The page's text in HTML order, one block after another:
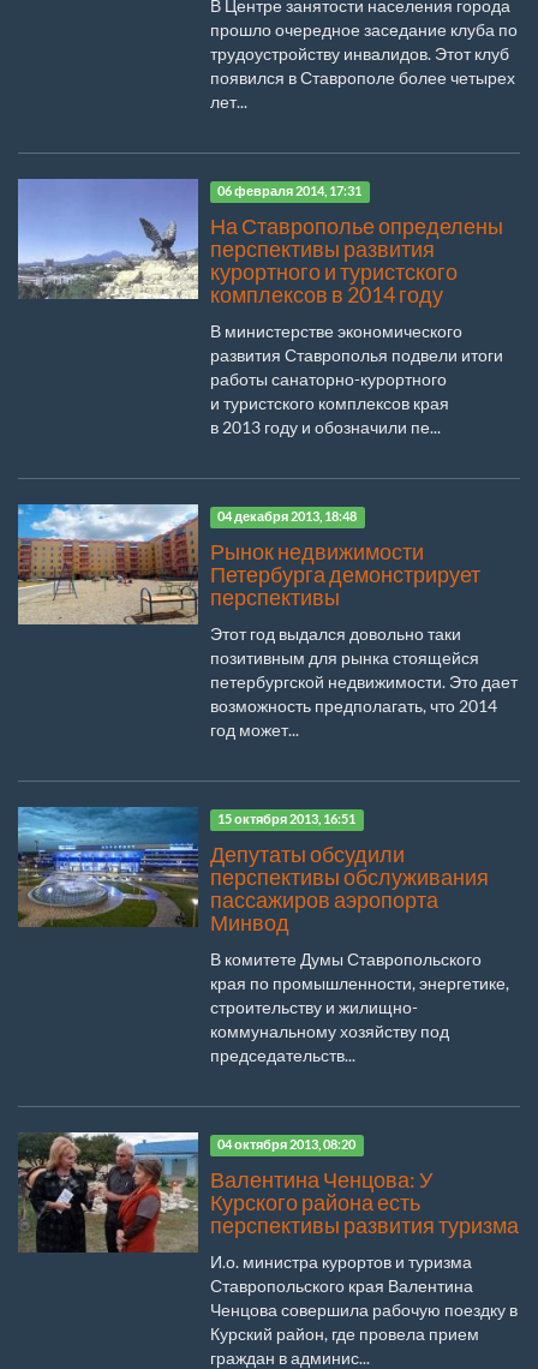
В Центре занятости населения города
прошло очередное заседание клуба по
трудоустройству инвалидов. Этот клуб
появился в Ставрополе более четырех
лет...
06 февраля 2014, 17:31
На Ставрополье определены
перспективы развития
курортного и туристского
комплексов в 2014 году
В министерстве экономического
развития Ставрополья подвели итоги
работы санаторно-курортного
и туристского комплексов края
в 2013 году и обозначили пе...
04 декабря 2013, 18:48
Рынок недвижимости
Петербурга демонстрирует
перспективы
Этот год выдался довольно таки
позитивным для рынка стоящейся
петербургской недвижимости. Это дает
возможность предполагать, что 2014
год может...
15 октября 2013, 16:51
Депутаты обсудили
перспективы обслуживания
пассажиров аэропорта
Минвод
В комитете Думы Ставропольского
края по промышленности, энергетике,
строительству и жилищно-
коммунальному хозяйству под
председательств...
04 октября 2013, 08:20
Валентина Ченцова: У
Курского района есть
перспективы развития туризма
И.о. министра курортов и туризма
Ставропольского края Валентина
Ченцова совершила рабочую поездку в
Курский район, где провела прием
граждан в админис...